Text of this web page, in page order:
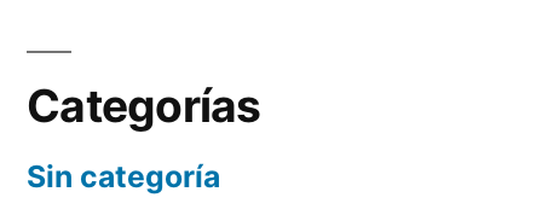
Categorías
Sin categoría